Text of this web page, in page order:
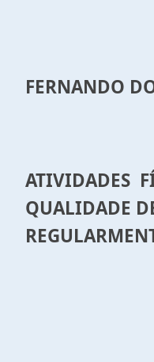
FERNANDO
ATIVIDADES
QUALIDADE